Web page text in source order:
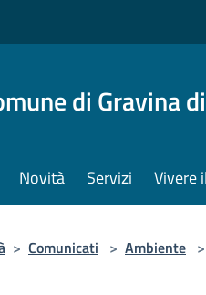
di Gravina
Novità Servizi Vivere
> Comunicati > Ambiente >